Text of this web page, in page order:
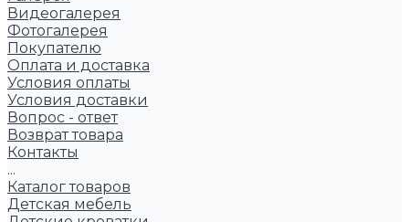
Видеогалерея
Фотогалерея
Покупателю
Оплата и доставка
Условия оплаты
Условия доставки
Вопрос - ответ
Возврат товара
Контакты
...
Каталог товаров
Детская мебель